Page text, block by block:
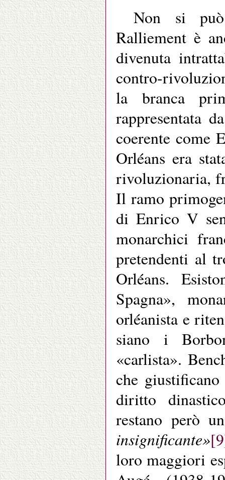
Non si
Ralliement è
divenuta
contro-
la branca
rappresentata
coerente come
Orléans era
rivoluzionaria,
Il ramo
di Enrico V
monarchici
pretendenti al
Orléans.
Spagna»,
orléanista e
siano i
«carlista».
che
diritto
restano però
insignificante»
loro maggiori